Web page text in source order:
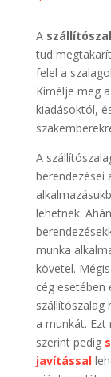
A
tud
felel a
Kímélje meg
kiadásoktól,
A
berendezései
lehetnek.
munka
követel.
cég
szállítószalag
a munkát. Ezt
szerint pedig
javítással